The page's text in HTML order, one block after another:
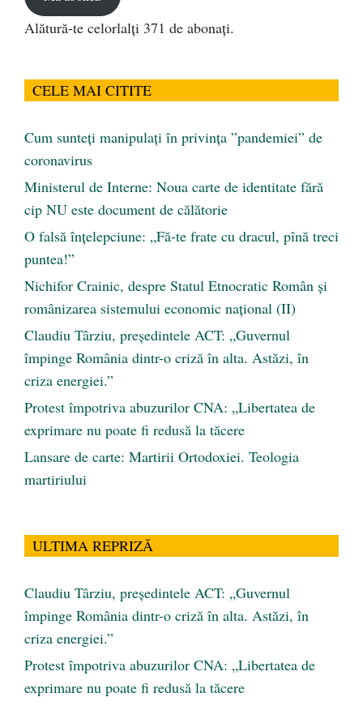
Alătură-te celorlalți 371 de abonați.
CELE MAI CITITE
Cum sunteți manipulați în privința ”pandemiei” de
coronavirus
Ministerul de Interne: Noua carte de identitate fără
cip NU este document de călătorie
O falsă înțelepciune: „Fă-te frate cu dracul, pînă treci
puntea!”
Nichifor Crainic, despre Statul Etnocratic Român şi
românizarea sistemului economic naţional (II)
Claudiu Târziu, președintele ACT: „Guvernul
împinge România dintr-o criză în alta. Astăzi, în
criza energiei.”
Protest împotriva abuzurilor CNA: „Libertatea de
exprimare nu poate fi redusă la tăcere
Lansare de carte: Martirii Ortodoxiei. Teologia
martiriului
ULTIMA REPRIZĂ
Claudiu Târziu, președintele ACT: „Guvernul
împinge România dintr-o criză în alta. Astăzi, în
criza energiei.”
Protest împotriva abuzurilor CNA: „Libertatea de
exprimare nu poate fi redusă la tăcere